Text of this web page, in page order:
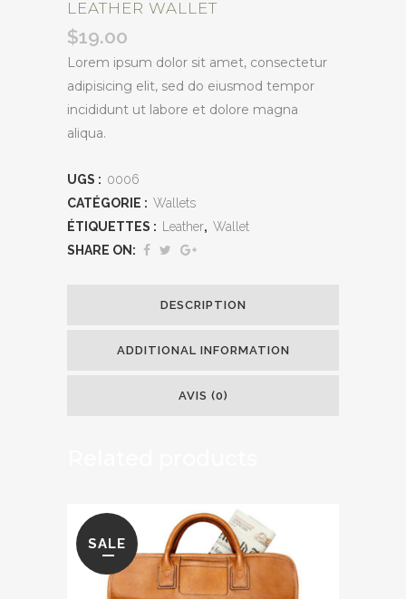
LEATHER WALLET
$19.00
Lorem ipsum dolor sit amet, consectetur
adipisicing elit, sed do eiusmod tempor
incididunt ut labore et dolore magna
aliqua.
UGS : 0006
CATÉGORIE : Wallets
ÉTIQUETTES : Leather, Wallet
SHARE ON:
DESCRIPTION
ADDITIONAL INFORMATION
AVIS (0)
SALE